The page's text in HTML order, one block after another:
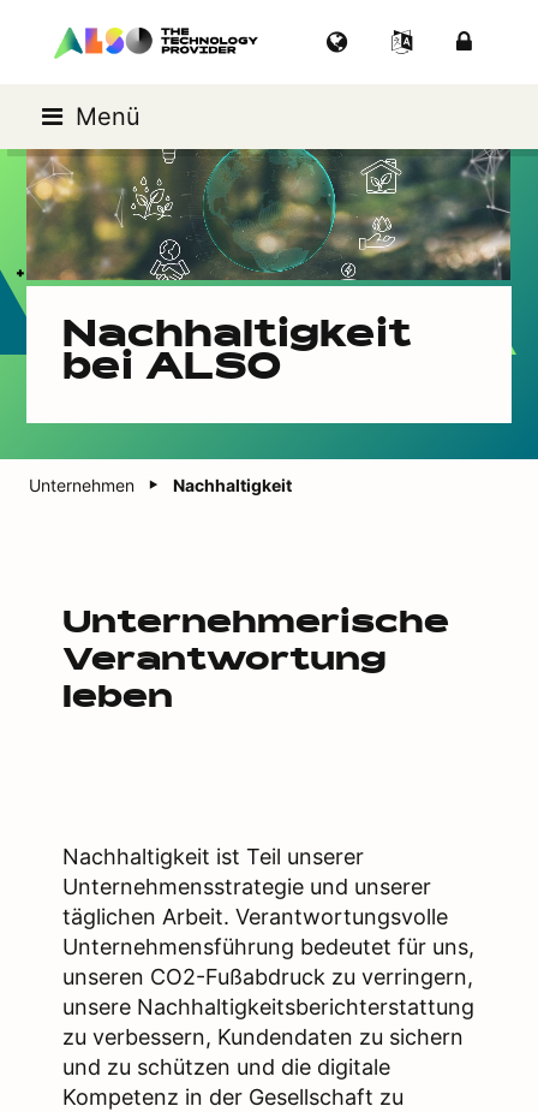
Menü
Nachhaltigkeit
bei ALSO
Unternehmen Nachhaltigkeit
Unternehmerische
Verantwortung
leben
Nachhaltigkeit ist Teil unserer
Unternehmensstrategie und unserer
täglichen Arbeit. Verantwortungsvolle
Unternehmensführung bedeutet für uns,
unseren CO2-Fußabdruck zu verringern,
unsere Nachhaltigkeitsberichterstattung
zu verbessern, Kundendaten zu sichern
und zu schützen und die digitale
Kompetenz in der Gesellschaft zu